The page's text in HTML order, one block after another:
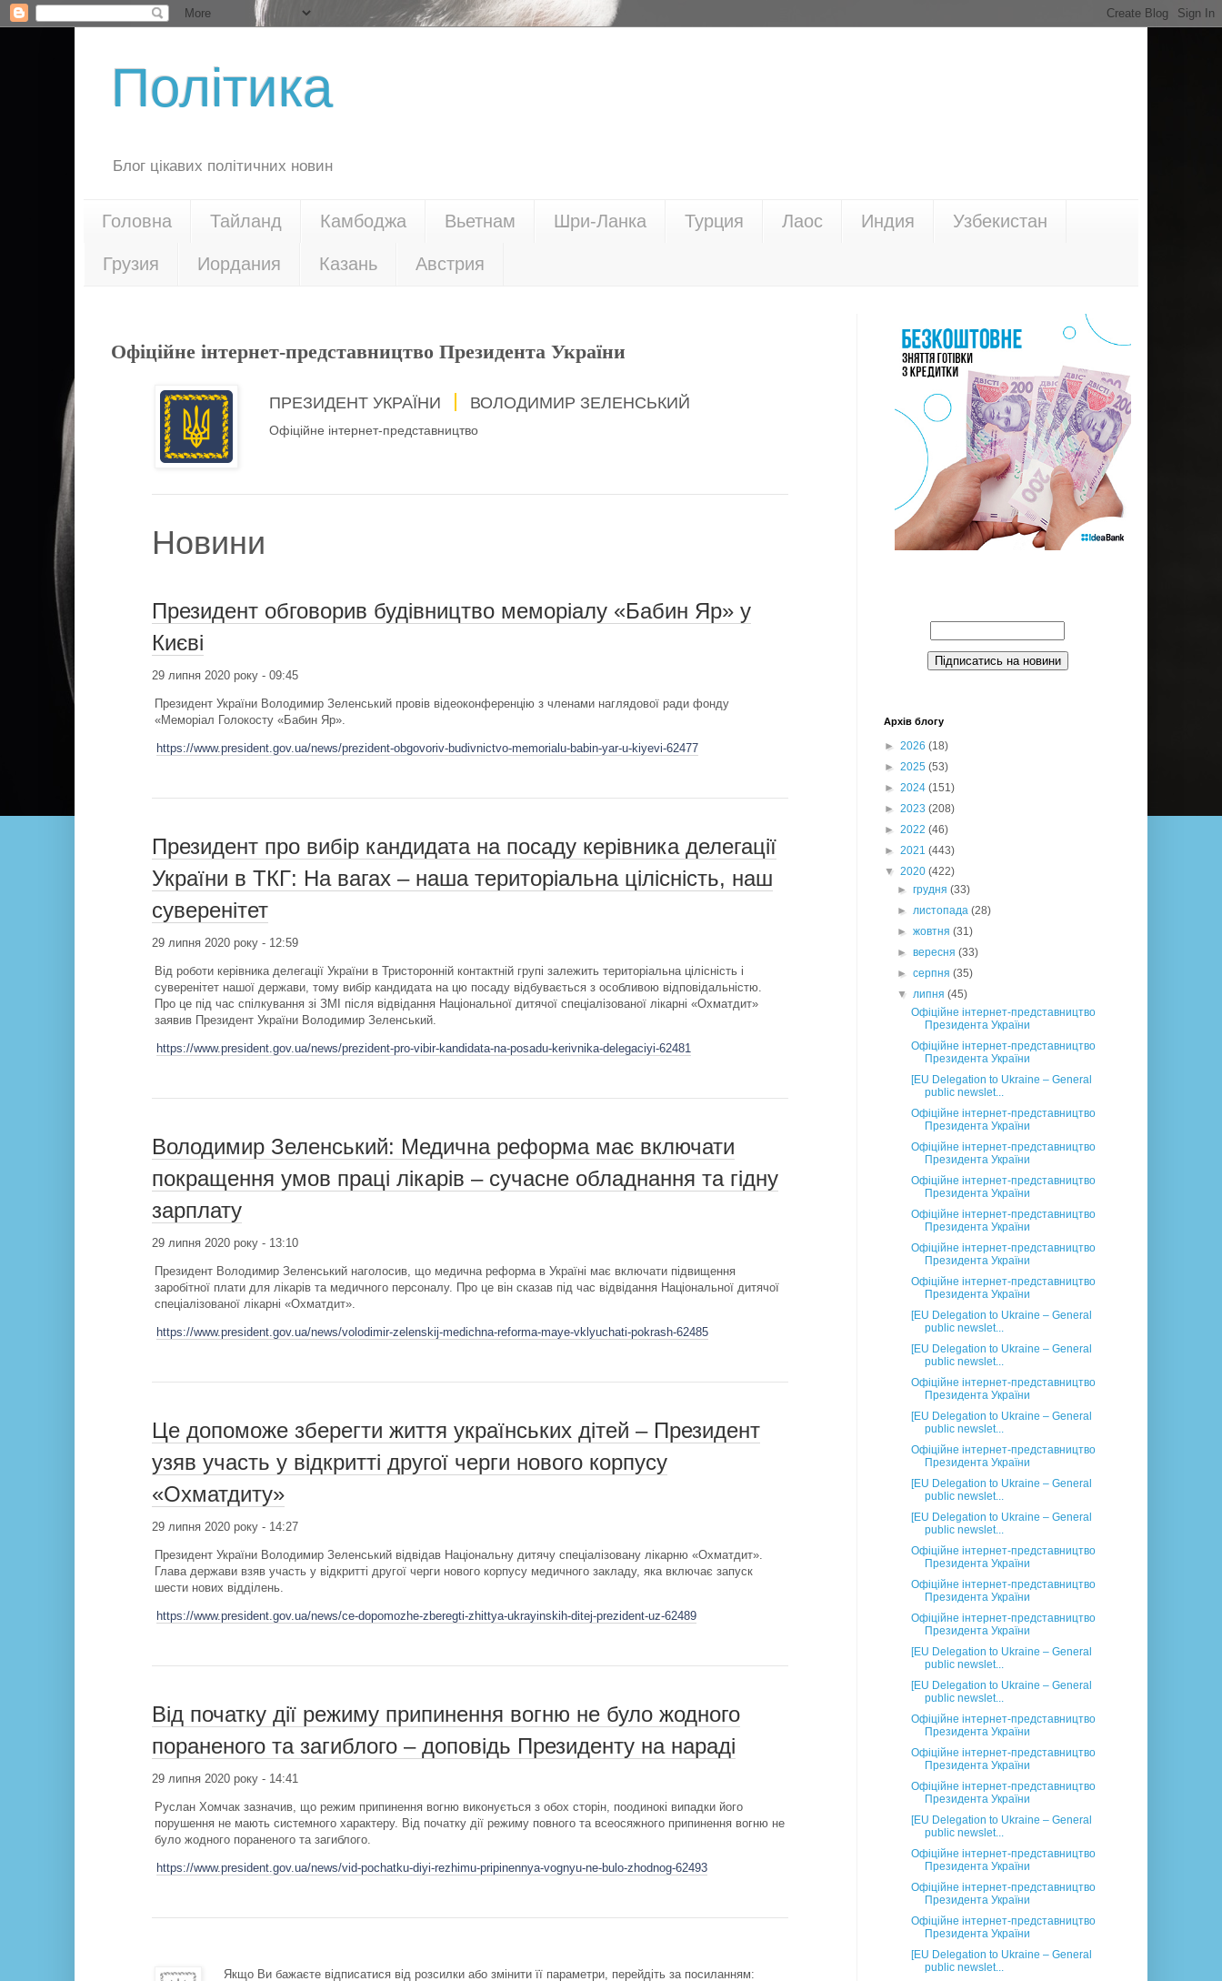
Політика
Блог цікавих політичних новин
Головна Тайланд Камбоджа Вьетнам Шри-Ланка Турция Лаос Индия Узбекистан
Грузия Иордания Казань Австрия
Офіційне інтернет-представництво Президента України
ПРЕЗИДЕНТ УКРАЇНИ ВОЛОДИМИР ЗЕЛЕНСЬКИЙ
Офіційне інтернет-представництво
Новини
Президент обговорив будівництво меморіалу «Бабин Яр» у
Києві
29 липня 2020 року - 09:45
Президент України Володимир Зеленський провів відеоконференцію з членами наглядової ради фонду
«Меморіал Голокосту «Бабин Яр».
https://www.president.gov.ua/news/prezident-obgovoriv-budivnictvo-memorialu-babin-yar-u-kiyevi-62477
Президент про вибір кандидата на посаду керівника делегації
України в ТКГ: На вагах – наша територіальна цілісність, наш
суверенітет
29 липня 2020 року - 12:59
Від роботи керівника делегації України в Тристоронній контактній групі залежить територіальна цілісність і
суверенітет нашої держави, тому вибір кандидата на цю посаду відбувається з особливою відповідальністю.
Про це під час спілкування зі ЗМІ після відвідання Національної дитячої спеціалізованої лікарні «Охматдит»
заявив Президент України Володимир Зеленський.
https://www.president.gov.ua/news/prezident-pro-vibir-kandidata-na-posadu-kerivnika-delegaciyi-62481
Володимир Зеленський: Медична реформа має включати
покращення умов праці лікарів – сучасне обладнання та гідну
зарплату
29 липня 2020 року - 13:10
Президент Володимир Зеленський наголосив, що медична реформа в Україні має включати підвищення
заробітної плати для лікарів та медичного персоналу. Про це він сказав під час відвідання Національної дитячої
спеціалізованої лікарні «Охматдит».
https://www.president.gov.ua/news/volodimir-zelenskij-medichna-reforma-maye-vklyuchati-pokrash-62485
Це допоможе зберегти життя українських дітей – Президент
узяв участь у відкритті другої черги нового корпусу
«Охматдиту»
29 липня 2020 року - 14:27
Президент України Володимир Зеленський відвідав Національну дитячу спеціалізовану лікарню «Охматдит».
Глава держави взяв участь у відкритті другої черги нового корпусу медичного закладу, яка включає запуск
шести нових відділень.
https://www.president.gov.ua/news/ce-dopomozhe-zberegti-zhittya-ukrayinskih-ditej-prezident-uz-62489
Від початку дії режиму припинення вогню не було жодного
пораненого та загиблого – доповідь Президенту на нараді
29 липня 2020 року - 14:41
Руслан Хомчак зазначив, що режим припинення вогню виконується з обох сторін, поодинокі випадки його
порушення не мають системного характеру. Від початку дії режиму повного та всеосяжного припинення вогню не
було жодного пораненого та загиблого.
https://www.president.gov.ua/news/vid-pochatku-diyi-rezhimu-pripinennya-vognyu-ne-bulo-zhodnog-62493
Якщо Ви бажаєте відписатися від розсилки або змінити її параметри, перейдіть за посиланням:
Архів блогу
► 2026 (18)
► 2025 (53)
► 2024 (151)
► 2023 (208)
► 2022 (46)
► 2021 (443)
▼ 2020 (422)
►грудня(33)
►листопада(28)
►жовтня(31)
►вересня(33)
►серпня(35)
▼липня(45)
Офіційне інтернет-представництво
Президента України
Офіційне інтернет-представництво
Президента України
[EU Delegation to Ukraine – General
public newslet...
Офіційне інтернет-представництво
Президента України
Офіційне інтернет-представництво
Президента України
Офіційне інтернет-представництво
Президента України
Офіційне інтернет-представництво
Президента України
Офіційне інтернет-представництво
Президента України
Офіційне інтернет-представництво
Президента України
[EU Delegation to Ukraine – General
public newslet...
[EU Delegation to Ukraine – General
public newslet...
Офіційне інтернет-представництво
Президента України
[EU Delegation to Ukraine – General
public newslet...
Офіційне інтернет-представництво
Президента України
[EU Delegation to Ukraine – General
public newslet...
[EU Delegation to Ukraine – General
public newslet...
Офіційне інтернет-представництво
Президента України
Офіційне інтернет-представництво
Президента України
Офіційне інтернет-представництво
Президента України
[EU Delegation to Ukraine – General
public newslet...
[EU Delegation to Ukraine – General
public newslet...
Офіційне інтернет-представництво
Президента України
Офіційне інтернет-представництво
Президента України
Офіційне інтернет-представництво
Президента України
[EU Delegation to Ukraine – General
public newslet...
Офіційне інтернет-представництво
Президента України
Офіційне інтернет-представництво
Президента України
Офіційне інтернет-представництво
Президента України
[EU Delegation to Ukraine – General
public newslet...